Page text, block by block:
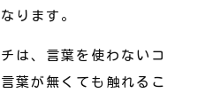
ります。
は、言葉を使わないコ
葉が無くても触れるこ